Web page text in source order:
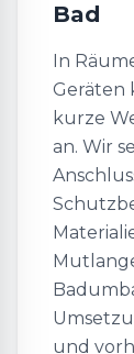
Bad
In
Geräten
kurze
an. Wir
und